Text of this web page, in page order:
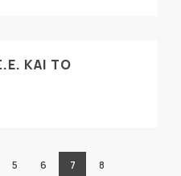
ΚΑΙ ΤΟ
5 6 7 8